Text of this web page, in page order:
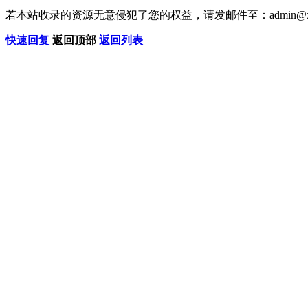
若本站收录的资源无意侵犯了您的权益，请发邮件至：
快速回复 返回顶部 返回列表